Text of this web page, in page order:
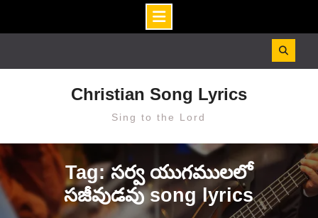
Christian Song Lyrics
Sing to the Lord
Tag: సర్వ యుగములలో
సజీవుడవు song lyrics